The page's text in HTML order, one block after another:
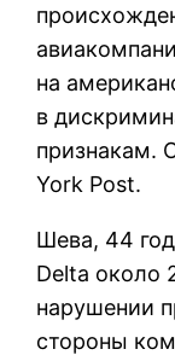
на
в
признакам.
York Post.
Шева, 44
Delta около
нарушении
стороны